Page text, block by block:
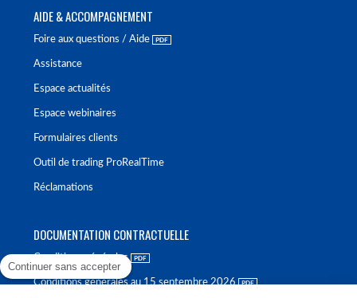
AIDE & ACCOMPAGNEMENT
Foire aux questions / Aide
Assistance
Espace actualités
Espace webinaires
Formulaires clients
Outil de trading ProRealTime
Réclamations
DOCUMENTATION CONTRACTUELLE
Conditions générales
Conditions générales au 15 septembre 2026
Continuer sans accepter